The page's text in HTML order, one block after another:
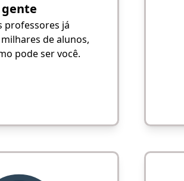
gente
professores já
de alunos,
pode ser você.